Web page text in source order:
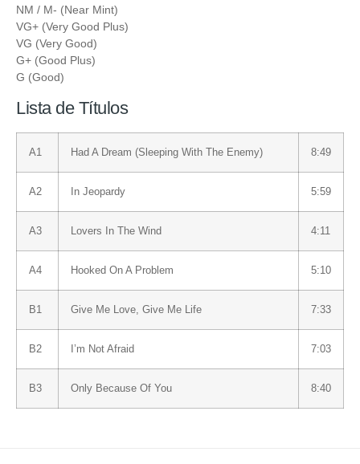
NM / M- (Near Mint)
VG+ (Very Good Plus)
VG (Very Good)
G+ (Good Plus)
G (Good)
Lista de Títulos
A1 Had A Dream (Sleeping With The Enemy) 8:49
A2 In Jeopardy 5:59
A3 Lovers In The Wind 4:11
A4 Hooked On A Problem 5:10
B1 Give Me Love, Give Me Life 7:33
B2 I’m Not Afraid 7:03
B3 Only Because Of You 8:40